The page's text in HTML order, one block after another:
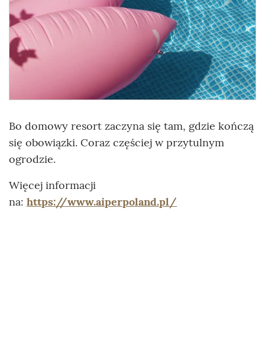
Bo domowy resort zaczyna się tam, gdzie kończą
się obowiązki. Coraz częściej w przytulnym
ogrodzie.
Więcej informacji
na: https://www.aiperpoland.pl/